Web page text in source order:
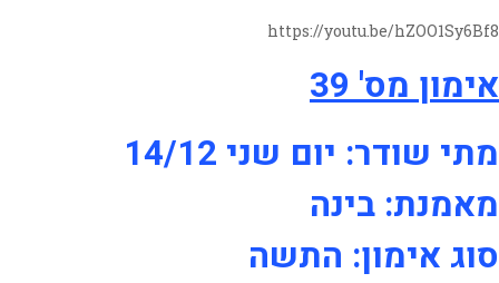
https://youtu.be/hZOO1Sy6Bf8
אימון מס' 39
מתי שודר: יום שני 14/12
מאמנת: בינה
סוג אימון: התשה